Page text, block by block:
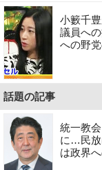
小籔千
議員へ
への野
話題の記事
統一教
に…民放
は政界